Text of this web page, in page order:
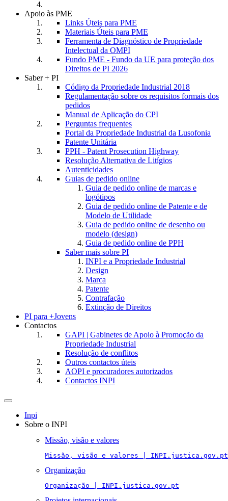
Apoio às PME
Links Úteis para PME
Materiais Úteis para PME
Ferramenta de Diagnóstico de Propriedade
Intelectual da OMPI
Fundo PME - Fundo da UE para proteção dos
Direitos de PI 2026
Saber + PI
Código da Propriedade Industrial 2018
Regulamentação sobre os requisitos formais dos
pedidos
Manual de Aplicação do CPI
Perguntas frequentes
Portal da Propriedade Industrial da Lusofonia
Patente Unitária
PPH - Patent Prosecution Highway
Resolução Alternativa de Litígios
Autenticidades
Guias de pedido online
Guia de pedido online de marcas e
logótipos
Guia de pedido online de Patente e de
Modelo de Utilidade
Guia de pedido online de desenho ou
modelo (design)
Guia de pedido online de PPH
Saber mais sobre PI
INPI e a Propriedade Industrial
Design
Marca
Patente
Contrafação
Extinção de Direitos
PI para +Jovens
Contactos
GAPI | Gabinetes de Apoio à Promoção da
Propriedade Industrial
Resolução de conflitos
Outros contactos úteis
AOPI e procuradores autorizados
Contactos INPI
Toggle
navigation
Inpi
Sobre o INPI
Missão, visão e valores
Missão, visão e valores | INPI.justica.gov.pt
Organização
Organização | INPI.justica.gov.pt